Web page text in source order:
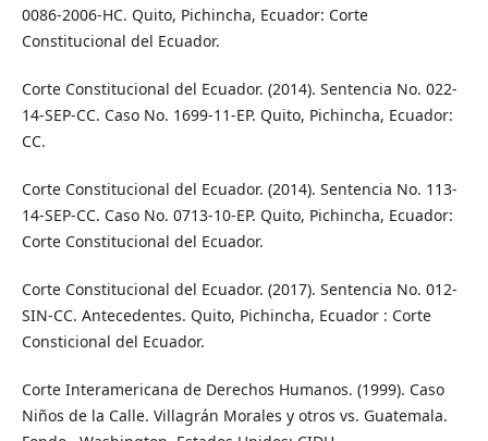
0086-2006-HC. Quito, Pichincha, Ecuador: Corte
Constitucional del Ecuador.
Corte Constitucional del Ecuador. (2014). Sentencia No. 022-
14-SEP-CC. Caso No. 1699-11-EP. Quito, Pichincha, Ecuador:
CC.
Corte Constitucional del Ecuador. (2014). Sentencia No. 113-
14-SEP-CC. Caso No. 0713-10-EP. Quito, Pichincha, Ecuador:
Corte Constitucional del Ecuador.
Corte Constitucional del Ecuador. (2017). Sentencia No. 012-
SIN-CC. Antecedentes. Quito, Pichincha, Ecuador : Corte
Consticional del Ecuador.
Corte Interamericana de Derechos Humanos. (1999). Caso
Niños de la Calle. Villagrán Morales y otros vs. Guatemala.